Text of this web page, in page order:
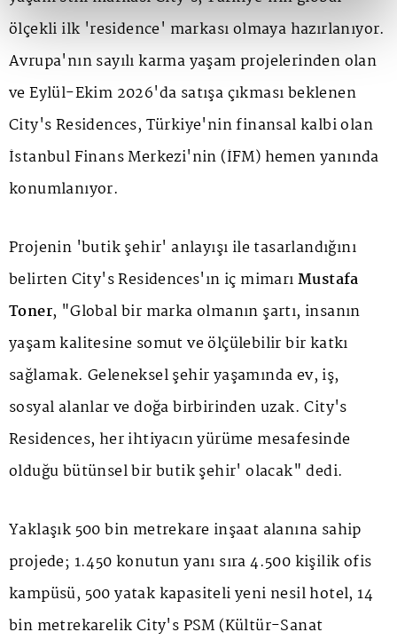
ölçekli ilk 'residence' markası olmaya hazırlanıyor.
Avrupa'nın sayılı karma yaşam projelerinden olan
ve Eylül-Ekim 2026'da satışa çıkması beklenen
City's Residences, Türkiye'nin finansal kalbi olan
İstanbul Finans Merkezi'nin (İFM) hemen yanında
konumlanıyor.
Projenin 'butik şehir' anlayışı ile tasarlandığını
belirten City's Residences'ın iç mimarıMustafa
Toner, "Global bir marka olmanın şartı, insanın
yaşam kalitesine somut ve ölçülebilir bir katkı
sağlamak. Geleneksel şehir yaşamında ev, iş,
sosyal alanlar ve doğa birbirinden uzak. City's
Residences, her ihtiyacın yürüme mesafesinde
olduğu bütünsel bir butik şehir' olacak" dedi.
Yaklaşık 500 bin metrekare inşaat alanına sahip
projede; 1.450 konutun yanı sıra 4.500 kişilik ofis
kampüsü, 500 yatak kapasiteli yeni nesil hotel, 14
bin metrekarelik City's PSM (Kültür-Sanat